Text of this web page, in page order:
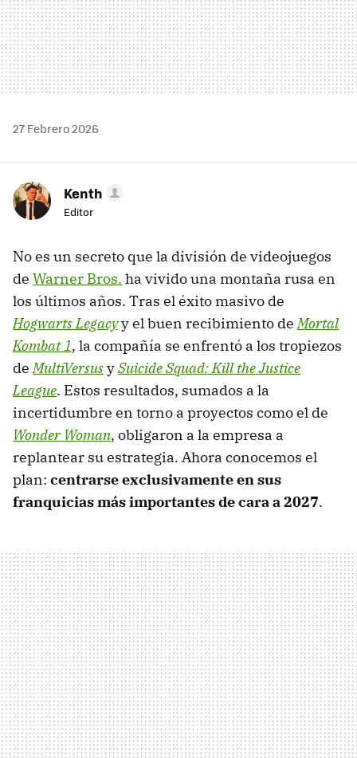
27 Febrero 2026
Kenth
Editor
No es un secreto que la división de videojuegos
de Warner Bros. ha vivido una montaña rusa en
los últimos años. Tras el éxito masivo de
Hogwarts Legacyy el buen recibimiento deMortal
Kombat 1, la compañía se enfrentó a los tropiezos
deMultiVersusySuicide Squad: Kill the Justice
League. Estos resultados, sumados a la
incertidumbre en torno a proyectos como el de
Wonder Woman, obligaron a la empresa a
replantear su estrategia. Ahora conocemos el
plan: centrarse exclusivamente en sus
franquicias más importantes de cara a 2027.